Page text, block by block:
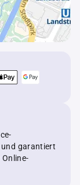
und garantiert